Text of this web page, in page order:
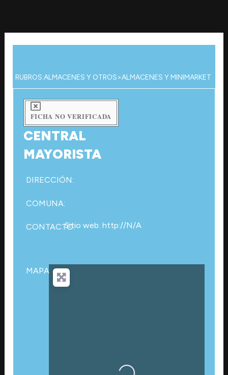
contenido
RUBROS:ALMACENES Y OTROS>ALMACENES Y MINIMARKET
FICHA NO VERIFICADA
CENTRAL
MAYORISTA
DIRECCIÓN:
COMUNA:
CONTACTO:Sitio web: http://N/A
MAPA:
Cargando…